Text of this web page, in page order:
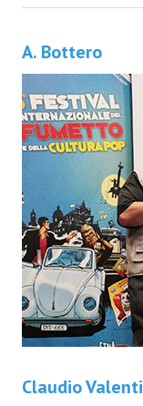
A. Bottero
Claudio Valenti